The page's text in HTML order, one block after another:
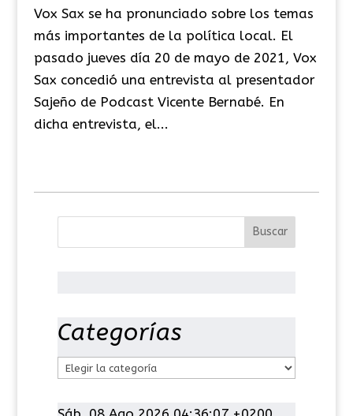
Vox Sax se ha pronunciado sobre los temas
más importantes de la política local. El
pasado jueves día 20 de mayo de 2021, Vox
Sax concedió una entrevista al presentador
Sajeño de Podcast Vicente Bernabé. En
dicha entrevista, el...
Categorías
t